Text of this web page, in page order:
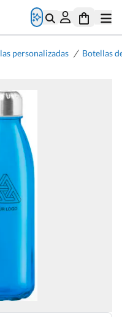
personalizadas / Botellas